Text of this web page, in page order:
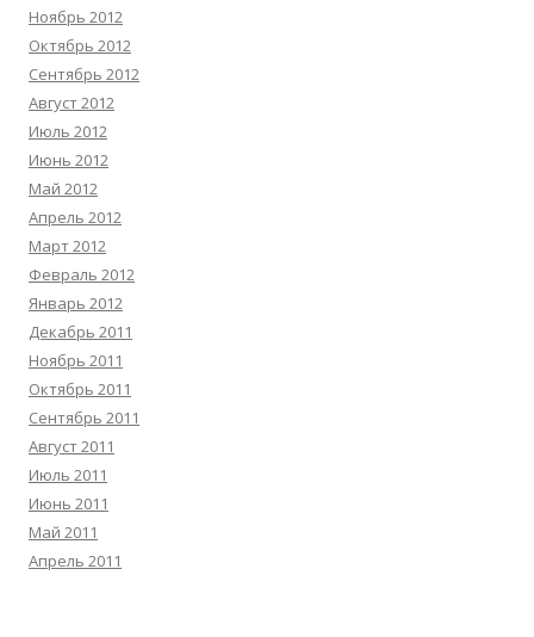
Ноябрь 2012
Октябрь 2012
Сентябрь 2012
Август 2012
Июль 2012
Июнь 2012
Май 2012
Апрель 2012
Март 2012
Февраль 2012
Январь 2012
Декабрь 2011
Ноябрь 2011
Октябрь 2011
Сентябрь 2011
Август 2011
Июль 2011
Июнь 2011
Май 2011
Апрель 2011